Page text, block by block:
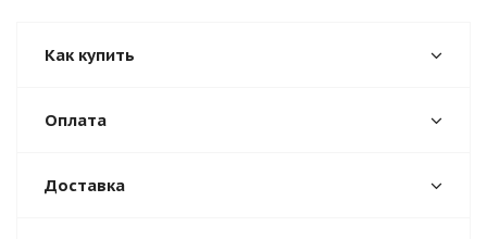
Как купить
Оплата
Доставка